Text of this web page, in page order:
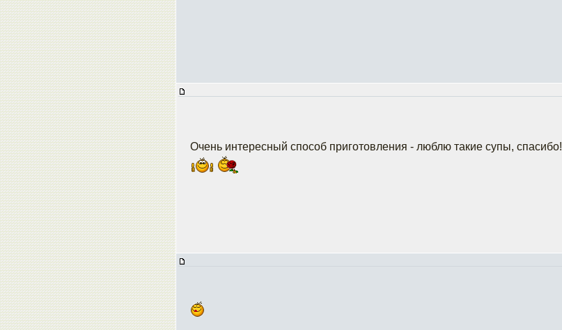
Очень интересный способ приготовления - люблю такие супы, спасибо!